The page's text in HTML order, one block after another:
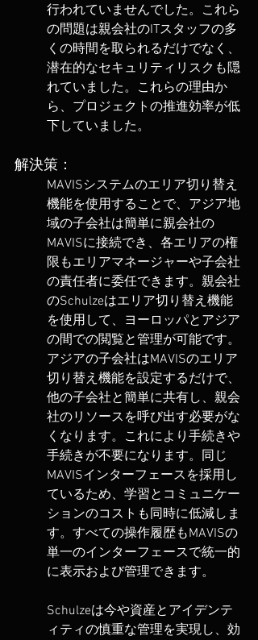
行われていませんでした。これら
の問題は親会社のITスタッフの多
くの時間を取られるだけでなく、
潜在的なセキュリティリスクも隠
れていました。これらの理由か
ら、プロジェクトの推進効率が低
下していました。
解決策：
MAVISシステムのエリア切り替え
機能を使用することで、アジア地
域の子会社は簡単に親会社の
MAVISに接続でき、各エリアの権
限もエリアマネージャーや子会社
の責任者に委任できます。親会社
のSchulzeはエリア切り替え機能
を使用して、ヨーロッパとアジア
の間での閲覧と管理が可能です。
アジアの子会社はMAVISのエリア
切り替え機能を設定するだけで、
他の子会社と簡単に共有し、親会
社のリソースを呼び出す必要がな
くなります。これにより手続きや
手続きが不要になります。同じ
MAVISインターフェースを採用し
ているため、学習とコミュニケー
ションのコストも同時に低減しま
す。すべての操作履歴もMAVISの
単一のインターフェースで統一的
に表示および管理できます。
Schulzeは今や資産とアイデンテ
ィティの慎重な管理を実現し、効